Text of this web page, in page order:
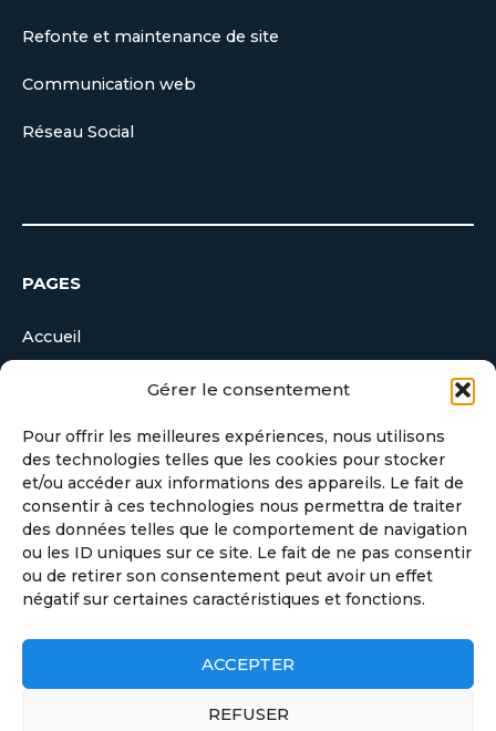
Gérer le consentement
Pour offrir les meilleures expériences, nous utilisons
des technologies telles que les cookies pour stocker
et/ou accéder aux informations des appareils. Le fait de
consentir à ces technologies nous permettra de traiter
des données telles que le comportement de navigation
ou les ID uniques sur ce site. Le fait de ne pas consentir
ou de retirer son consentement peut avoir un effet
négatif sur certaines caractéristiques et fonctions.
ACCEPTER
REFUSER
Refonte et maintenance de site
Communication web
Réseau Social
PAGES
Accueil
Actualités
Contact
Devis
SUIVRE ALTICOM.FR